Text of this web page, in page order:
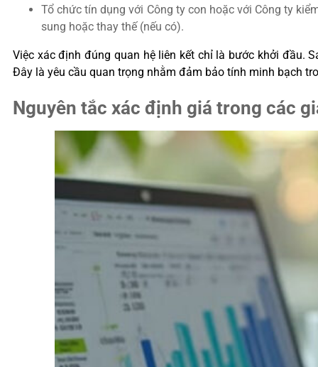
Tổ chức tín dụng với Công ty con hoặc với Công ty
sung hoặc thay thế (nếu có).
Việc xác định đúng quan hệ liên kết chỉ là bước khởi đầu.
Đây là yêu cầu quan trọng nhằm đảm bảo tính minh bạch
Nguyên tắc xác định giá trong các